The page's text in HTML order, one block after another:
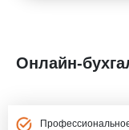
Онлайн-